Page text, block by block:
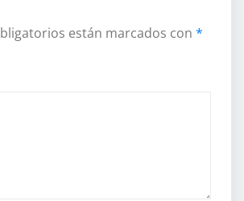
están marcados con *